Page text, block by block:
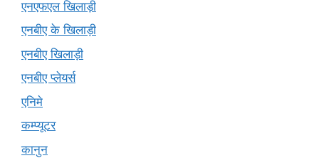
एनएफएल खिलाड़ी
एनबीए के खिलाड़ी
एनबीए खिलाड़ी
एनबीए प्लेयर्स
एनिमे
कम्प्यूटर
कानुन